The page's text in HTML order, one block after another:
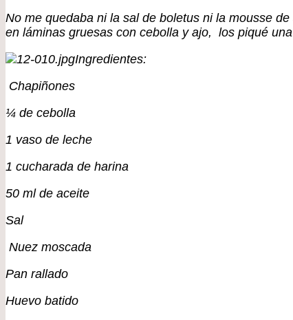
No me quedaba ni la sal de boletus ni la mousse
en láminas gruesas con cebolla y ajo, los piqué
Ingredientes:
Chapiñones
¼ de cebolla
1 vaso de leche
1 cucharada de harina
50 ml de aceite
Sal
Nuez moscada
Pan rallado
Huevo batido